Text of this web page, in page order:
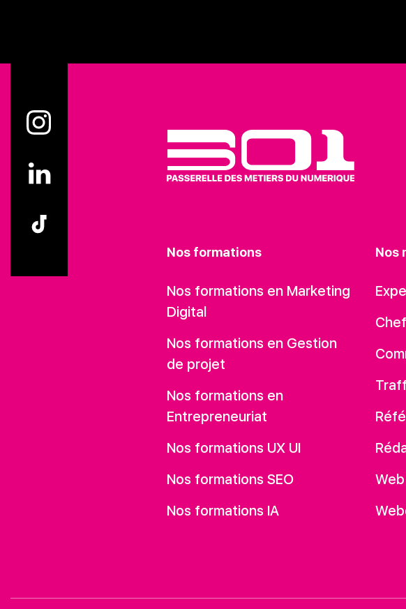
Nos formations
Nos formations en Marketing
Digital
Nos formations en Gestion
de projet
Nos formations en
Entrepreneuriat
Nos formations UX UI
Nos formations SEO
Nos formations IA
Nos